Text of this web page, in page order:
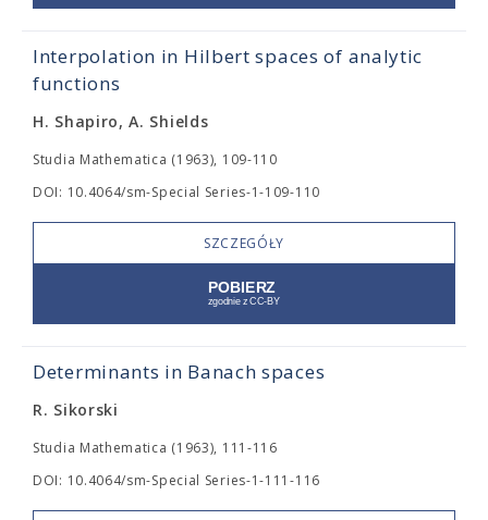
Interpolation in Hilbert spaces of analytic
functions
H. Shapiro, A. Shields
Studia Mathematica (1963), 109-110
DOI: 10.4064/sm-Special Series-1-109-110
SZCZEGÓŁY
Determinants in Banach spaces
R. Sikorski
Studia Mathematica (1963), 111-116
DOI: 10.4064/sm-Special Series-1-111-116